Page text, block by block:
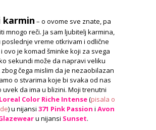
karmin – o ovome sve znate, pa
mnogo reči. Ja sam ljubitelj karmina,
poslednje vreme otkrivam i odlične
ovo je komad šminke koji za svega
sekundi može da napravi veliku
čega mislim da je nezaobilazan
o stvarima koje bi svaka od nas
uvek da ima u blizini. Moji trenutni
Loreal Color Riche Intense(pisala o
) u nijansi 371 Pink Passion i Avon
u nijansi Sunset.